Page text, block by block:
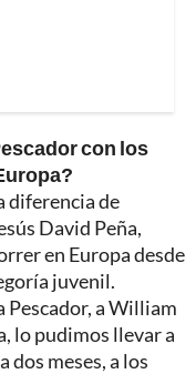
con los
diferencia de
David Peña,
en Europa desde
juvenil.
a William
lo pudimos llevar a
dos meses, a los